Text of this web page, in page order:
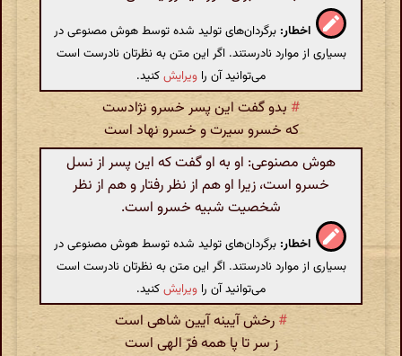
اخطار: برگردان‌های تولید شده توسط هوش مصنوعی در
بسیاری از موارد نادرستند. اگر این متن به نظرتان نادرست است
می‌توانید آن را ویرایشکنید.
# بدو گفت این پسر خسرو نژادست
که خسرو سیرت و خسرو نهاد است
هوش مصنوعی: او به او گفت که این پسر از نسل
خسرو است، زیرا او هم از نظر رفتار و هم از نظر
شخصیت شبیه خسرو است.
اخطار: برگردان‌های تولید شده توسط هوش مصنوعی در
بسیاری از موارد نادرستند. اگر این متن به نظرتان نادرست است
می‌توانید آن را ویرایشکنید.
# رخش آیینه آیین شاهی است
ز سر تا پا همه فرّ الهی است